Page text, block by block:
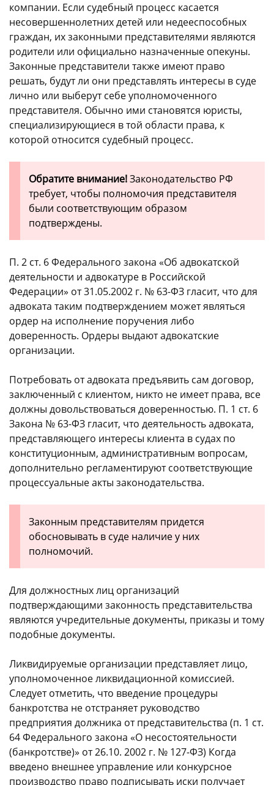
компании. Если судебный процесс касается
несовершеннолетних детей или недееспособных
граждан, их законными представителями являются
родители или официально назначенные опекуны.
Законные представители также имеют право
решать, будут ли они представлять интересы в суде
лично или выберут себе уполномоченного
представителя. Обычно ими становятся юристы,
специализирующиеся в той области права, к
которой относится судебный процесс.
Обратите внимание!Законодательство РФ
требует, чтобы полномочия представителя
были соответствующим образом
подтверждены.
П. 2 ст. 6 Федерального закона «Об адвокатской
деятельности и адвокатуре в Российской
Федерации» от 31.05.2002 г. № 63-ФЗ гласит, что для
адвоката таким подтверждением может являться
ордер на исполнение поручения либо
доверенность. Ордеры выдают адвокатские
организации.
Потребовать от адвоката предъявить сам договор,
заключенный с клиентом, никто не имеет права, все
должны довольствоваться доверенностью. П. 1 ст. 6
Закона № 63-ФЗ гласит, что деятельность адвоката,
представляющего интересы клиента в судах по
конституционным, административным вопросам,
дополнительно регламентируют соответствующие
процессуальные акты законодательства.
Законным представителям придется
обосновывать в суде наличие у них
полномочий.
Для должностных лиц организаций
подтверждающими законность представительства
являются учредительные документы, приказы и тому
подобные документы.
Ликвидируемые организации представляет лицо,
уполномоченное ликвидационной комиссией.
Следует отметить, что введение процедуры
банкротства не отстраняет руководство
предприятия должника от представительства (п. 1 ст.
64 Федерального закона «О несостоятельности
(банкротстве)» от 26.10. 2002 г. № 127-ФЗ) Когда
введено внешнее управление или конкурсное
производство право подписывать иски получает